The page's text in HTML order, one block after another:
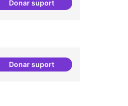
Donar suportConsolidació d'eixos clau
Donar suportConnectar repositori de